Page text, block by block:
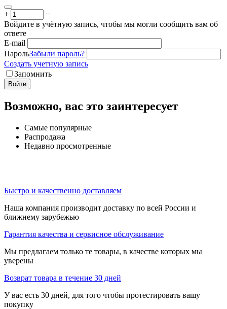
+
−
Войдите в учётную запись, чтобы мы могли сообщить вам об
ответе
E-mail
ПарольЗабыли пароль?
Создать учетную запись
Запомнить
Войти
Возможно, вас это заинтересует
Самые популярные
Распродажа
Недавно просмотренные
Быстро и качественно доставляем
Наша компания производит доставку по всей России и
ближнему зарубежью
Гарантия качества и сервисное обслуживание
Мы предлагаем только те товары, в качестве которых мы
уверены
Возврат товара в течение 30 дней
У вас есть 30 дней, для того чтобы протестировать вашу
покупку